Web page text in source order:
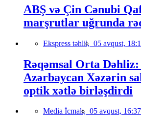
ABŞ və Çin Cənubi
marşrutlar uğrunda
Ekspress təhlil, 05 avqust,
Rəqəmsal Orta Dəhliz:
Azərbaycan Xəzərin
optik xətlə birləşdirdi
Media İcmalı, 05 avqust, 16:37